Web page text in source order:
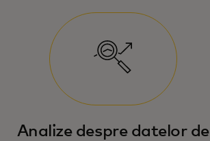
Analize despre datelor de